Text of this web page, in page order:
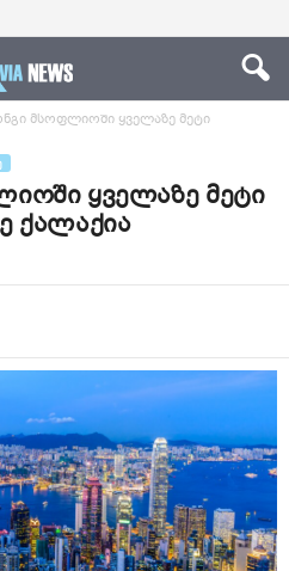
მსოფლიოში ყველაზე მეტი
ყველაზე მეტი
ქალაქია